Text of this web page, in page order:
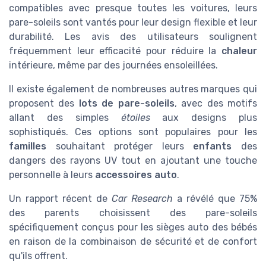
compatibles avec presque toutes les voitures, leurs
pare-soleils sont vantés pour leur design flexible et leur
durabilité. Les avis des utilisateurs soulignent
fréquemment leur efficacité pour réduire la chaleur
intérieure, même par des journées ensoleillées.
Il existe également de nombreuses autres marques qui
proposent des lots de pare-soleils, avec des motifs
allant des simples étoilesaux designs plus
sophistiqués. Ces options sont populaires pour les
familles souhaitant protéger leurs enfants des
dangers des rayons UV tout en ajoutant une touche
personnelle à leurs accessoires auto.
Un rapport récent de Car Research a révélé que 75%
des parents choisissent des pare-soleils
spécifiquement conçus pour les sièges auto des bébés
en raison de la combinaison de sécurité et de confort
qu'ils offrent.